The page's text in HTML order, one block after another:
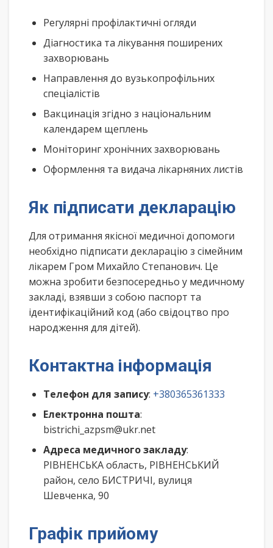
Регулярні профілактичні огляди
Діагностика та лікування поширених
захворювань
Направлення до вузькопрофільних
спеціалістів
Вакцинація згідно з національним
календарем щеплень
Моніторинг хронічних захворювань
Оформлення та видача лікарняних листів
Як підписати декларацію
Для отримання якісної медичної допомоги
необхідно підписати декларацію з сімейним
лікарем Гром Михайло Степанович. Це
можна зробити безпосередньо у медичному
закладі, взявши з собою паспорт та
ідентифікаційний код (або свідоцтво про
народження для дітей).
Контактна інформація
Телефон для запису: +380365361333
Електронна пошта:
bistrichi_azpsm@ukr.net
Адреса медичного закладу:
РІВНЕНСЬКА область, РІВНЕНСЬКИЙ
район, село БИСТРИЧІ, вулиця
Шевченка, 90
Графік прийому